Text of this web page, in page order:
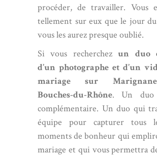
procéder, de travailler. Vous
tellement sur eux que le jour
vous les aurez presque oublié.
Si vous recherchezun duo
d’un photographe et d’un
mariage sur
Bouches-du-Rhône. Un duo
complémentaire. Un duo qui
équipe pour capturer tous
moments de bonheur qui
mariage et qui vous permettra